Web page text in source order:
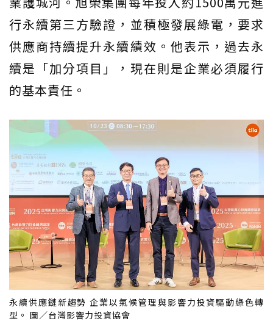
行永續第三方驗證，並積極發展綠電，要求
供應商持續提升永續績效。他表示，過去永
續是「加分項目」，現在則是企業必須履行
的基本責任。
永續供應鏈新趨勢 企業以氣候管理與影響力投資驅動綠色轉
型。 圖／台灣影響力投資協會